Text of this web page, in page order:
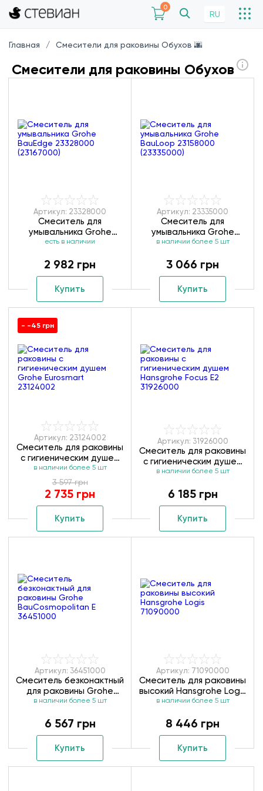
0
RU
Главная Смесители для раковины Обухов 🌆
Смесители для раковины Обухов
Артикул: 23328000
Смеситель для
умывальника Grohe
BauEdge 23328000
есть в наличии
2 982 грн
Купить
Артикул: 23335000
Смеситель для
умывальника Grohe
BauLoop 23158000
в наличии более 5 шт
3 066 грн
Купить
- -45 грн
Артикул: 23124002
Смеситель для раковины
с гигиеническим душем
Grohe Eurosmart
23124002
в наличии более 5 шт
3 597 грн
2 735 грн
Купить
Артикул: 31926000
Смеситель для раковины
с гигиеническим душем
Hansgrohe Focus E2
в наличии более 5 шт
6 185 грн
Купить
Артикул: 36451000
Смеситель безконактный
для раковины Grohe
BauCosmopolitan E
в наличии более 5 шт
6 567 грн
Купить
Артикул: 71090000
Смеситель для раковины
высокий Hansgrohe Logis
71090000
в наличии более 5 шт
8 446 грн
Купить